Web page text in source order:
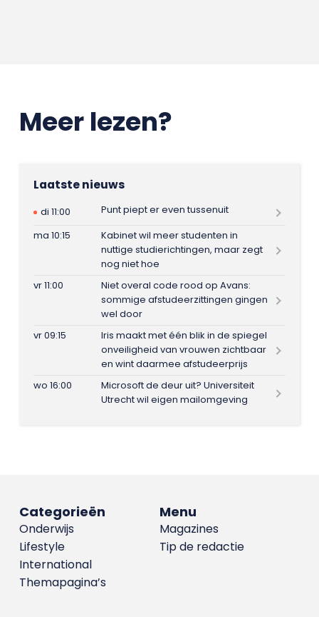
Meer lezen?
Laatste nieuws
di 11:00
Punt piept er even tussenuit
ma 10:15
Kabinet wil meer studenten in
nuttige studierichtingen, maar zegt
nog niet hoe
vr 11:00
Niet overal code rood op Avans:
sommige afstudeerzittingen gingen
wel door
vr 09:15
Iris maakt met één blik in de spiegel
onveiligheid van vrouwen zichtbaar
en wint daarmee afstudeerprijs
wo 16:00
Microsoft de deur uit? Universiteit
Utrecht wil eigen mailomgeving
Menu
Magazines
Tip de redactie
Categorieën
Onderwijs
Lifestyle
International
Themapagina’s